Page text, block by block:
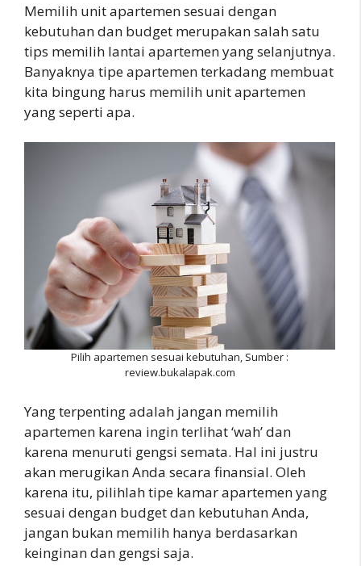
Memilih unit apartemen sesuai dengan
kebutuhan dan budget merupakan salah satu
tips memilih lantai apartemen yang selanjutnya.
Banyaknya tipe apartemen terkadang membuat
kita bingung harus memilih unit apartemen
yang seperti apa.
Pilih apartemen sesuai kebutuhan, Sumber :
review.bukalapak.com
Yang terpenting adalah jangan memilih
apartemen karena ingin terlihat ‘wah’ dan
karena menuruti gengsi semata. Hal ini justru
akan merugikan Anda secara finansial. Oleh
karena itu, pilihlah tipe kamar apartemen yang
sesuai dengan budget dan kebutuhan Anda,
jangan bukan memilih hanya berdasarkan
keinginan dan gengsi saja.